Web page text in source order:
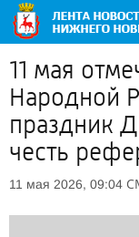
11 мая
Народной
праздник
честь
11 мая 2026, 09:04